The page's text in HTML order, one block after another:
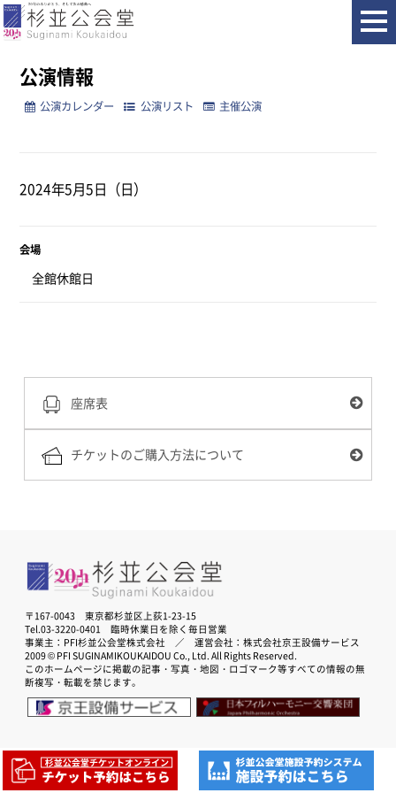
ホーム 公演情報
公演情報
公演カレンダー 公演リスト 主催公演
2024年5月5日（日）
会場
全館休館日
座席表
チケットのご購入方法について
〒167-0043 東京都杉並区上荻1-23-15
Tel.03-3220-0401 臨時休業日を除く毎日営業
事業主：PFI杉並公会堂株式会社 ／ 運営会社：株式会社京王設備サービス
2009 © PFI SUGINAMIKOUKAIDOU Co., Ltd. All Rights Reserved.
このホームページに掲載の記事・写真・地図・ロゴマーク等すべての情報の無
断複写・転載を禁じます。